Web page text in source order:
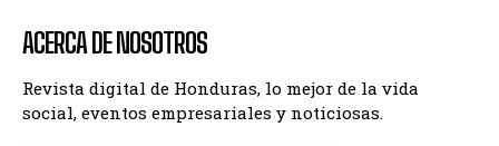
ACERCA DE NOSOTROS
Revista digital de Honduras, lo mejor de la vida
social, eventos empresariales y noticiosas.